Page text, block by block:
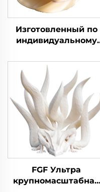
Изготовленный по
индивидуальному
Услуга Высокая
точность Быстрый
прототип
Промышленная
печать
Микрообработка
FGF Ультра
крупномасштабная